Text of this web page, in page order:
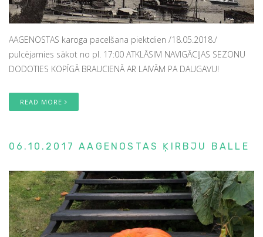
AAGENOSTAS karoga pacelšana piektdien /18.05.2018./
pulcējamies sākot no pl. 17:00 ATKLĀSIM NAVIGĀCIJAS SEZONU
DODOTIES KOPĪGĀ BRAUCIENĀ AR LAIVĀM PA DAUGAVU!
READ MORE
06.10.2017 AAGENOSTAS ĶIRBJU BALLE